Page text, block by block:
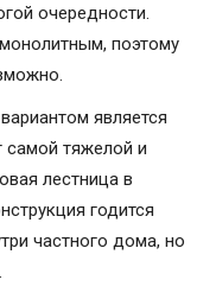
очередности.
поэтому
является
самой тяжелой и
лестница в
годится
частного дома, но